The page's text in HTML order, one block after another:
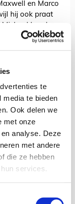
te
te bieden
Ook delen we
met onze
analyse. Deze
met andere
die ze hebben
services.
en Marco
hij ook praat
, laten
ode aan
met’ de
toetsen in
Wil jij het
andere
Ons magazine
verstuurd
Schare.